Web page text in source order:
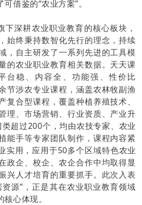
借鉴的“农业方案”。
下深耕农业职业教育的核心板块，
始终秉持数智化先行的理念，持续
，自主研发了一系列先进的工具模
的农业职业教育相关数据。天天课
台稳、内容全、功能强、性价比
节涉农专业课程，涵盖农林牧副渔
复合型课程，覆盖种植养殖技术、
理、市场营销、行业资质、产业升
超过200个，均由农技专家、农业
能手等专家团队制作，课程内容紧
实用，应用于50多个区域特色农业
政企、校企、农企合作中均取得显
兴人才培育的重要抓手。此次入表
源”，正是其在农业职业教育领域
心体现。